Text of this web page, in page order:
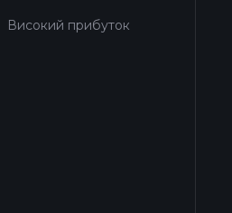
Високий прибуток